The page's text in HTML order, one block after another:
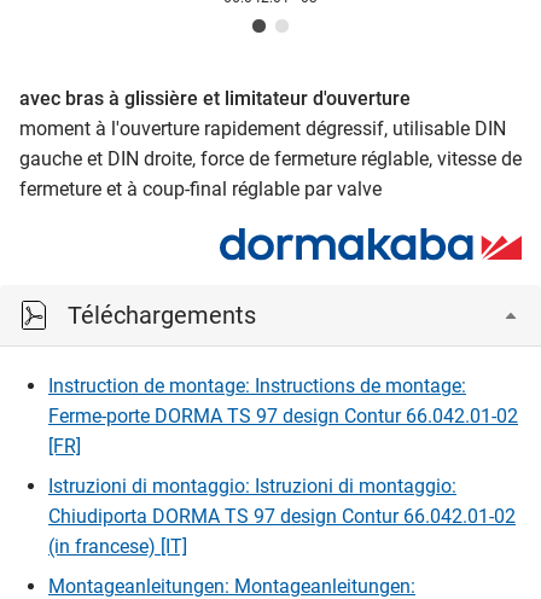
avec bras à glissière et limitateur d'ouverture
moment à l'ouverture rapidement dégressif, utilisable DIN
gauche et DIN droite, force de fermeture réglable, vitesse de
fermeture et à coup-final réglable par valve
Téléchargements
Instruction de montage: Instructions de montage:
Ferme-porte DORMA TS 97 design Contur 66.042.01-02
[FR]
Istruzioni di montaggio: Istruzioni di montaggio:
Chiudiporta DORMA TS 97 design Contur 66.042.01-02
(in francese) [IT]
Montageanleitungen: Montageanleitungen: